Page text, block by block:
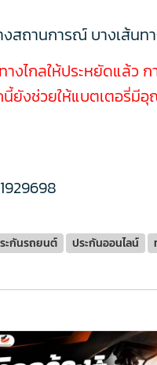
สถานการณ์ บางเส้น
างไกลให้ประหยัดแล้
นี้ยังช่วยให้แบตเตอรี่
ะกันรถยนต์ ประกันออนไลน์